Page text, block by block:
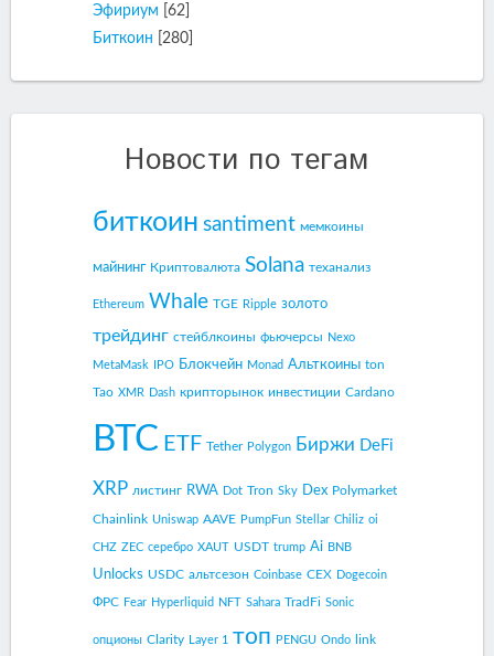
Эфириум
[62]
Биткоин
[280]
Новости по тегам
биткоин santiment мемкоины
майнинг Криптовалюта Solana теханализ
Ethereum Whale TGE Ripple золото
трейдинг стейблкоины фьючерсы Nexo
MetaMask IPO Блокчейн Monad Альткоины ton
Tao XMR Dash крипторынок инвестиции Cardano
BTC ETF Tether Polygon Биржи DeFi
XRP листинг RWA Dot Tron Sky Dex Polymarket
Chainlink Uniswap AAVE PumpFun Stellar Chiliz oi
CHZ ZEC серебро XAUT USDT trump Ai BNB
Unlocks USDC альтсезон Coinbase CEX Dogecoin
ФРС Fear Hyperliquid NFT Sahara TradFi Sonic
опционы Clarity Layer 1 топ PENGU Ondo link